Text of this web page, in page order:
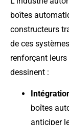
boîtes
constructeurs
de ces
renforçant
dessinent :
boîtes
anticiper